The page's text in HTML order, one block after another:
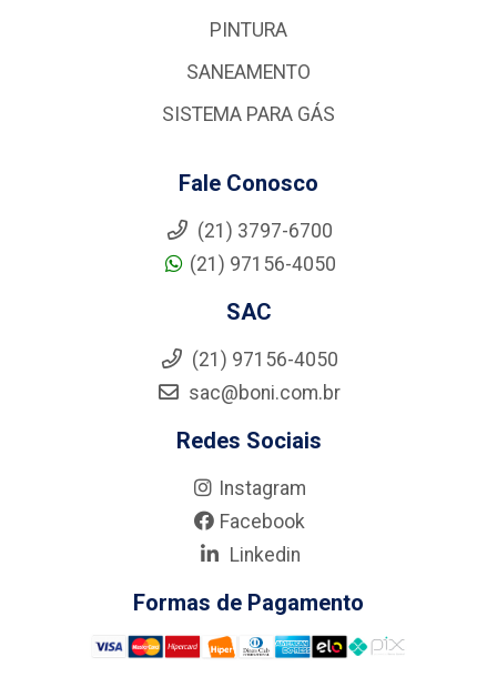
PINTURA
SANEAMENTO
SISTEMA PARA GÁS
Fale Conosco
(21) 3797-6700
(21) 97156-4050
SAC
(21) 97156-4050
sac@boni.com.br
Redes Sociais
Instagram
Facebook
Linkedin
Formas de Pagamento